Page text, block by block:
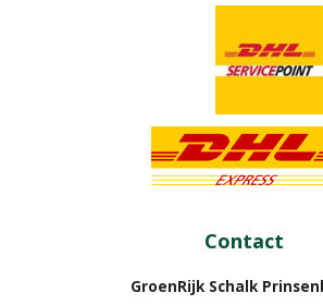
Contact
GroenRijk Schalk